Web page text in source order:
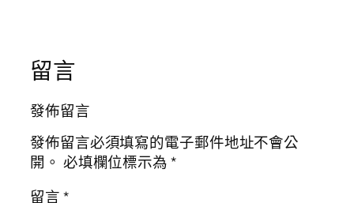
留言
發佈留言
發佈留言必須填寫的電子郵件地址不會公
開。 必填欄位標示為*
留言*